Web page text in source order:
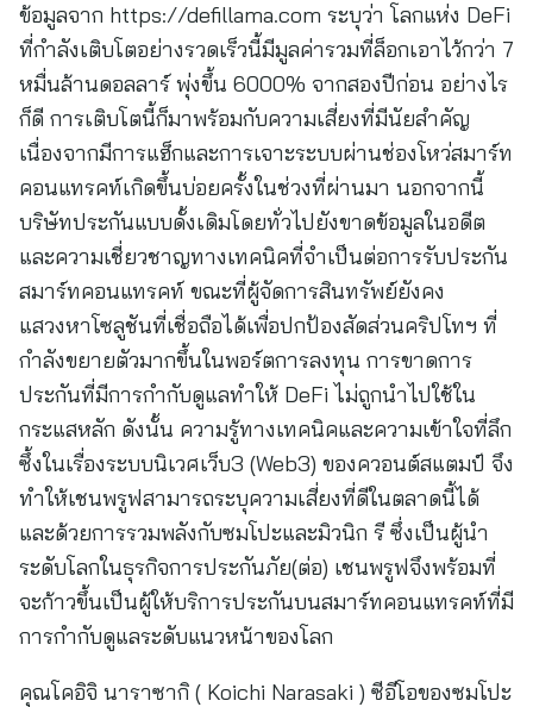
ข้อมูลจาก https://defillama.com ระบุว่า โลกแห่ง DeFi
ที่กำลังเติบโตอย่างรวดเร็วนี้มีมูลค่ารวมที่ล็อกเอาไว้กว่า 7
หมื่นล้านดอลลาร์ พุ่งขึ้น 6000% จากสองปีก่อน อย่างไร
ก็ดี การเติบโตนี้ก็มาพร้อมกับความเสี่ยงที่มีนัยสำคัญ
เนื่องจากมีการแฮ็กและการเจาะระบบผ่านช่องโหว่สมาร์ท
คอนแทรคท์เกิดขึ้นบ่อยครั้งในช่วงที่ผ่านมา นอกจากนี้
บริษัทประกันแบบดั้งเดิมโดยทั่วไปยังขาดข้อมูลในอดีต
และความเชี่ยวชาญทางเทคนิคที่จำเป็นต่อการรับประกัน
สมาร์ทคอนแทรคท์ ขณะที่ผู้จัดการสินทรัพย์ยังคง
แสวงหาโซลูชันที่เชื่อถือได้เพื่อปกป้องสัดส่วนคริปโทฯ ที่
กำลังขยายตัวมากขึ้นในพอร์ตการลงทุน การขาดการ
ประกันที่มีการกำกับดูแลทำให้ DeFi ไม่ถูกนำไปใช้ใน
กระแสหลัก ดังนั้น ความรู้ทางเทคนิคและความเข้าใจที่ลึก
ซึ้งในเรื่องระบบนิเวศเว็บ3 (Web3) ของควอนต์สแตมป์ จึง
ทำให้เชนพรูฟสามารถระบุความเสี่ยงที่ดีในตลาดนี้ได้
และด้วยการรวมพลังกับซมโปะและมิวนิก รี ซึ่งเป็นผู้นำ
ระดับโลกในธุรกิจการประกันภัย(ต่อ) เชนพรูฟจึงพร้อมที่
จะก้าวขึ้นเป็นผู้ให้บริการประกันบนสมาร์ทคอนแทรคท์ที่มี
การกำกับดูแลระดับแนวหน้าของโลก
คุณโคอิจิ นาราซากิ ( Koichi Narasaki ) ซีอีโอของซมโปะ